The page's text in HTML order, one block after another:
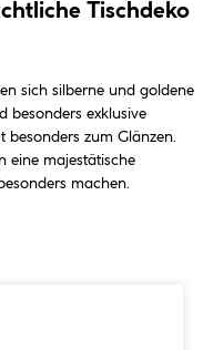
Tischdeko
sich silberne und goldene
besonders exklusive
besonders zum Glänzen.
eine majestätische
machen.